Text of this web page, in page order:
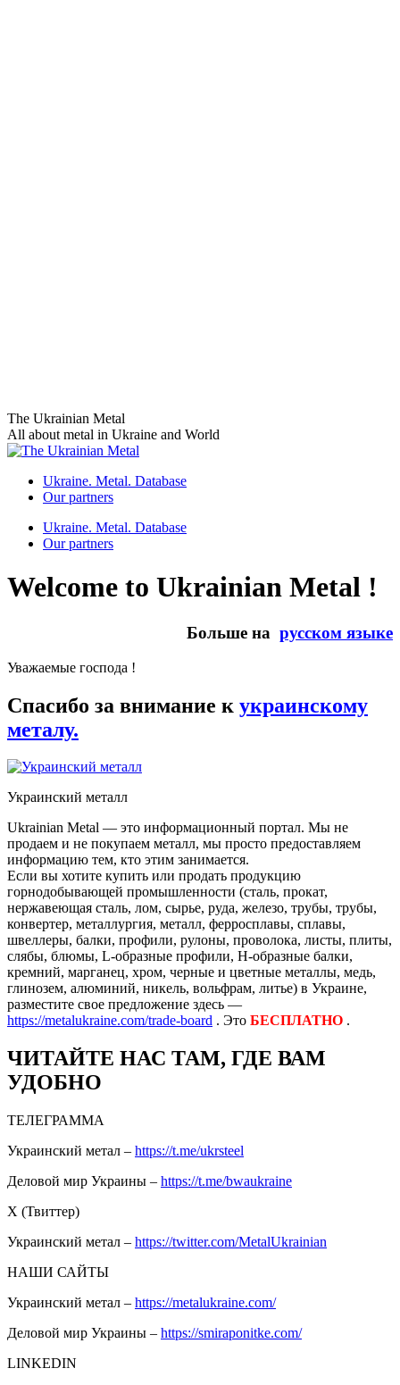
Skip
to
content
The Ukrainian Metal
All about metal in Ukraine and World
Ukraine. Metal. Database
Our partners
Ukraine. Metal. Database
Our partners
Welcome to Ukrainian Metal !
Больше на русском языке
Уважаемые господа !
Спасибо за внимание к украинскому
металу.
Украинский металл
Ukrainian Metal — это информационный портал. Мы не
продаем и не покупаем металл, мы просто предоставляем
информацию тем, кто этим занимается.
Если вы хотите купить или продать продукцию
горнодобывающей промышленности (сталь, прокат,
нержавеющая сталь, лом, сырье, руда, железо, трубы, трубы,
конвертер, металлургия, металл, ферросплавы, сплавы,
швеллеры, балки, профили, рулоны, проволока, листы, плиты,
слябы, блюмы, L-образные профили, H-образные балки,
кремний, марганец, хром, черные и цветные металлы, медь,
глинозем, алюминий, никель, вольфрам, литье) в Украине,
разместите свое предложение здесь —
https://metalukraine.com/trade-board . Это БЕСПЛАТНО .
ЧИТАЙТЕ НАС ТАМ, ГДЕ ВАМ
УДОБНО
ТЕЛЕГРАММА
Украинский метал – https://t.me/ukrsteel
Деловой мир Украины – https://t.me/bwaukraine
Х (Твиттер)
Украинский метал – https://twitter.com/MetalUkrainian
НАШИ САЙТЫ
Украинский метал – https://metalukraine.com/
Деловой мир Украины – https://smiraponitke.com/
LINKEDIN